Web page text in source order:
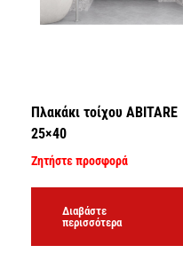
Πλακάκι τοίχου ABITARE
25×40
Ζητήστε προσφορά
Διαβάστε
περισσότερα